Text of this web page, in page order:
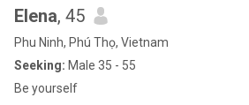
Elena, 45
Phu Ninh, Phú Thọ, Vietnam
Seeking: Male 35 - 55
Be yourself